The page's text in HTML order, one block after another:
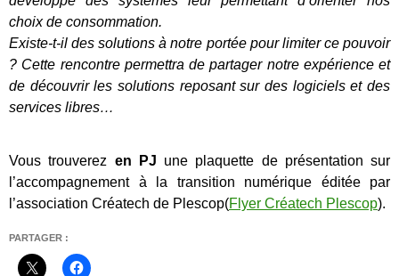
choix de consommation.
Existe-t-il des solutions à notre portée pour limiter ce pouvoir
? Cette rencontre permettra de partager notre expérience et
de découvrir les solutions reposant sur des logiciels et des
services libres…
Vous trouverez en PJ une plaquette de présentation sur
l’accompagnement à la transition numérique éditée par
l’association Créatech de Plescop(Flyer Créatech Plescop).
PARTAGER :